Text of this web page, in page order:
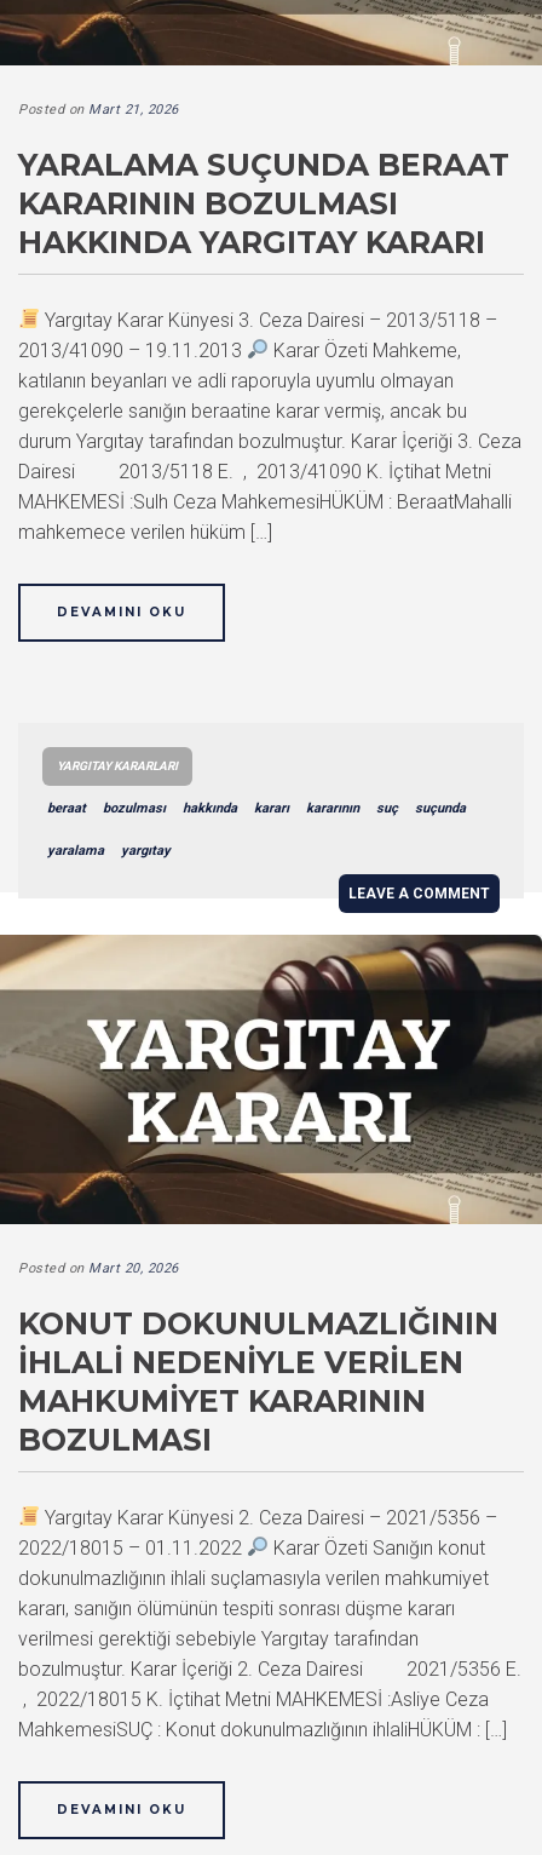
Posted on Mart 21, 2026
YARALAMA SUÇUNDA BERAAT
KARARININ BOZULMASI
HAKKINDA YARGITAY KARARI
Yargıtay Karar Künyesi 3. Ceza Dairesi – 2013/5118 –
2013/41090 – 19.11.2013
Karar Özeti Mahkeme,
katılanın beyanları ve adli raporuyla uyumlu olmayan
gerekçelerle sanığın beraatine karar vermiş, ancak bu
durum Yargıtay tarafından bozulmuştur. Karar İçeriği 3. Ceza
Dairesi 2013/5118 E. , 2013/41090 K. İçtihat Metni
MAHKEMESİ :Sulh Ceza MahkemesiHÜKÜM : BeraatMahalli
mahkemece verilen hüküm […]
DEVAMINI OKU
YARGITAY KARARLARI
beraat bozulması hakkında kararı kararının suç suçunda
yaralama yargıtay
LEAVE A COMMENT
Posted on Mart 20, 2026
KONUT DOKUNULMAZLIĞININ
İHLALI NEDENIYLE VERILEN
MAHKUMIYET KARARININ
BOZULMASI
Yargıtay Karar Künyesi 2. Ceza Dairesi – 2021/5356 –
2022/18015 – 01.11.2022
Karar Özeti Sanığın konut
dokunulmazlığının ihlali suçlamasıyla verilen mahkumiyet
kararı, sanığın ölümünün tespiti sonrası düşme kararı
verilmesi gerektiği sebebiyle Yargıtay tarafından
bozulmuştur. Karar İçeriği 2. Ceza Dairesi 2021/5356 E.
, 2022/18015 K. İçtihat Metni MAHKEMESİ :Asliye Ceza
MahkemesiSUÇ : Konut dokunulmazlığının ihlaliHÜKÜM : […]
DEVAMINI OKU